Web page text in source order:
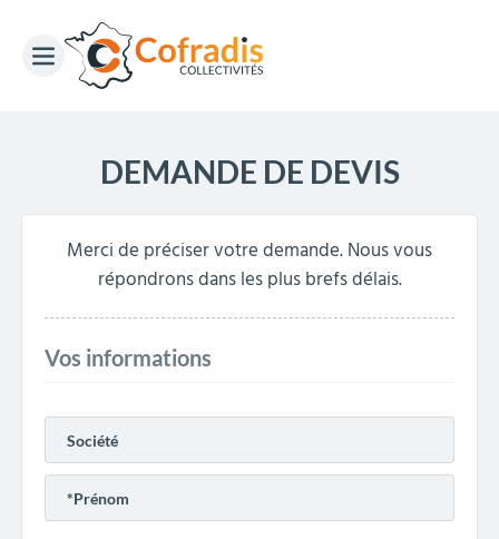
DEMANDE DE DEVIS
Merci de préciser votre demande. Nous vous
répondrons dans les plus brefs délais.
Vos informations